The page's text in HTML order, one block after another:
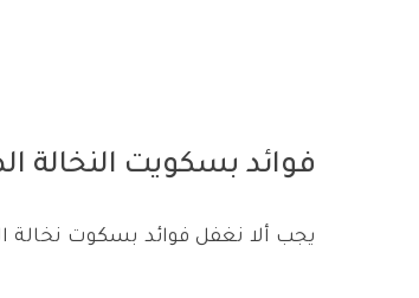
فوائد بسكويت النخالة
يجب ألا نغفل فوائد بسكوت نخالة